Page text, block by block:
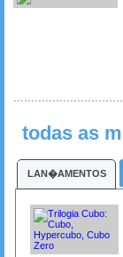
todas as
LAN�AMENTOS